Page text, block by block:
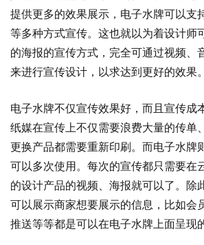
提供更多的效果展示，电子水牌可以支
等多种方式宣传。这也就以为着设计师
的海报的宣传方式，完全可通过视频、
来进行宣传设计，以求达到更好的效果。
电子水牌不仅宣传效果好，而且宣传成
纸媒在宣传上不仅需要浪费大量的传单
更换产品都需要重新印刷。而电子水牌
可以多次使用。每次的宣传都只需要在
的设计产品的视频、海报就可以了。除
可以展示商家想要展示的信息，比如会
推送等等都是可以在电子水牌上面呈现